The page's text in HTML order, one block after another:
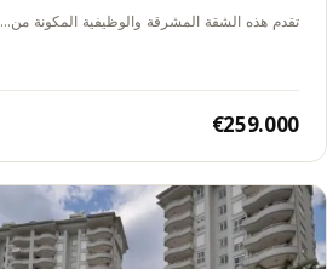
تقدم هذه الشقة المشرقة والوظيفية المكونة من…
€259.000